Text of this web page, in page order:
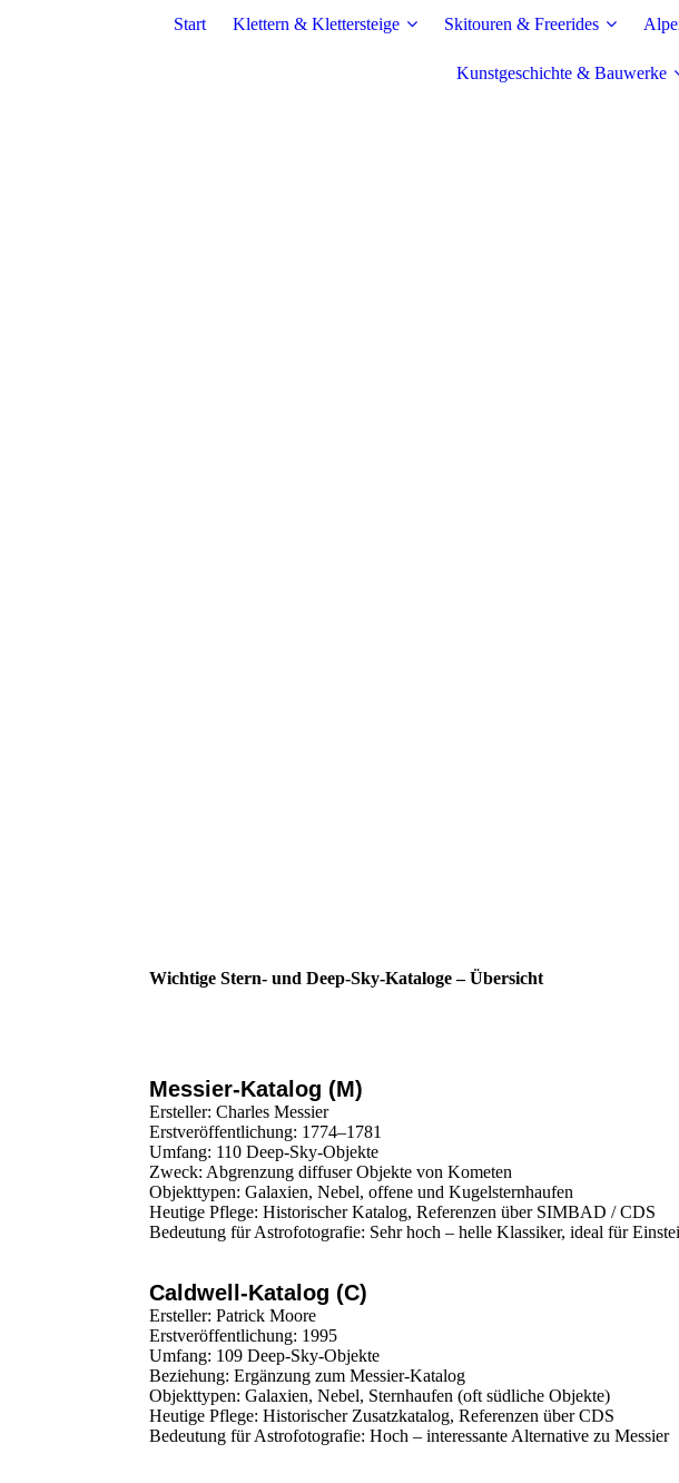
Start Klettern & Klettersteige Skitouren & Freerides
Kunstgeschichte & Bauwerke
Wichtige Stern- und Deep-Sky-Kataloge – Übersicht
Messier-Katalog (M)
Ersteller: Charles Messier
Erstveröffentlichung: 1774–1781
Umfang: 110 Deep-Sky-Objekte
Zweck: Abgrenzung diffuser Objekte von Kometen
Objekttypen: Galaxien, Nebel, offene und Kugelsternhaufen
Heutige Pflege: Historischer Katalog, Referenzen über SIMBAD / CDS
Bedeutung für Astrofotografie: Sehr hoch – helle Klassiker, ideal für
Caldwell-Katalog (C)
Ersteller: Patrick Moore
Erstveröffentlichung: 1995
Umfang: 109 Deep-Sky-Objekte
Beziehung: Ergänzung zum Messier-Katalog
Objekttypen: Galaxien, Nebel, Sternhaufen (oft südliche Objekte)
Heutige Pflege: Historischer Zusatzkatalog, Referenzen über CDS
Bedeutung für Astrofotografie: Hoch – interessante Alternative zu Messier